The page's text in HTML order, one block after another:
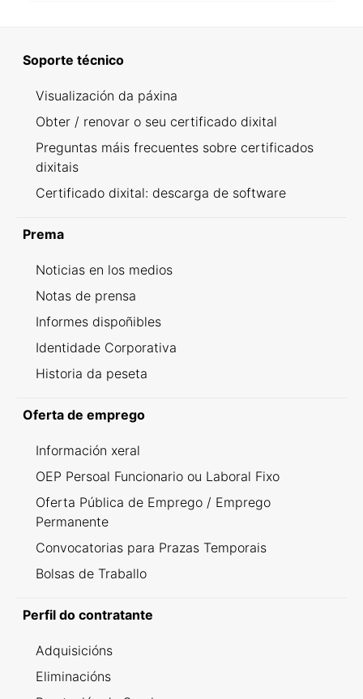
Soporte técnico
Visualización da páxina
Obter / renovar o seu certificado dixital
Preguntas máis frecuentes sobre certificados
dixitais
Certificado dixital: descarga de software
Prema
Noticias en los medios
Notas de prensa
Informes dispoñibles
Identidade Corporativa
Historia da peseta
Oferta de emprego
Información xeral
OEP Persoal Funcionario ou Laboral Fixo
Oferta Pública de Emprego / Emprego
Permanente
Convocatorias para Prazas Temporais
Bolsas de Traballo
Perfil do contratante
Adquisicións
Eliminacións